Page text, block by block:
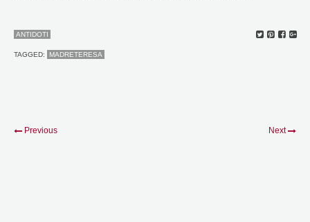
ANTIDOTI
TAGGED: MADRETERESA
Previous Next